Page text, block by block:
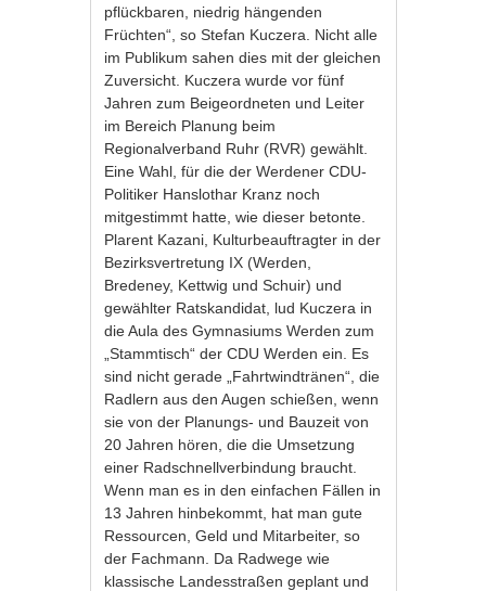
pflückbaren, niedrig hängenden
Früchten“, so Stefan Kuczera. Nicht alle
im Publikum sahen dies mit der gleichen
Zuversicht. Kuczera wurde vor fünf
Jahren zum Beigeordneten und Leiter
im Bereich Planung beim
Regionalverband Ruhr (RVR) gewählt.
Eine Wahl, für die der Werdener CDU-
Politiker Hanslothar Kranz noch
mitgestimmt hatte, wie dieser betonte.
Plarent Kazani, Kulturbeauftragter in der
Bezirksvertretung IX (Werden,
Bredeney, Kettwig und Schuir) und
gewählter Ratskandidat, lud Kuczera in
die Aula des Gymnasiums Werden zum
„Stammtisch“ der CDU Werden ein. Es
sind nicht gerade „Fahrtwindtränen“, die
Radlern aus den Augen schießen, wenn
sie von der Planungs- und Bauzeit von
20 Jahren hören, die die Umsetzung
einer Radschnellverbindung braucht.
Wenn man es in den einfachen Fällen in
13 Jahren hinbekommt, hat man gute
Ressourcen, Geld und Mitarbeiter, so
der Fachmann. Da Radwege wie
klassische Landesstraßen geplant und